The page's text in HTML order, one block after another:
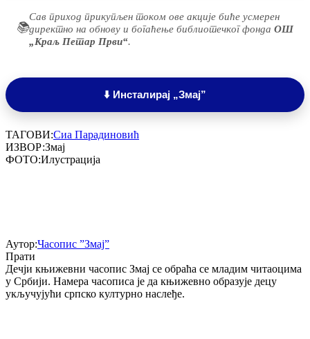
📚
Сав приход прикупљен током ове акције биће усмерен
директно на обнову и богаћење библиотечког фонда ОШ
„Краљ Петар Први“.
⬇️ Инсталирај „Змај”
ТАГОВИ:Сиa Парадиновић
ИЗВОР:Змај
ФОТО:Илустрација
Аутор:Часопис ”Змај”
Прати
Дечји књижевни часопис Змај се обраћа се младим читаоцима
у Србији. Намера часописа је да књижевно образује децу
укључујући српско културно наслеђе.